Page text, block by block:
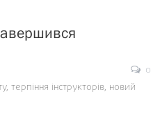
0
інструкторів, новий